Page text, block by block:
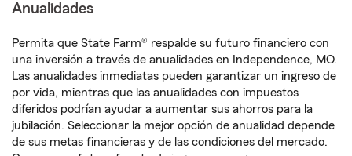
Anualidades
Permita que State Farm® respalde su futuro financiero con
una inversión a través de anualidades en Independence, MO.
Las anualidades inmediatas pueden garantizar un ingreso de
por vida, mientras que las anualidades con impuestos
diferidos podrían ayudar a aumentar sus ahorros para la
jubilación. Seleccionar la mejor opción de anualidad depende
de sus metas financieras y de las condiciones del mercado.